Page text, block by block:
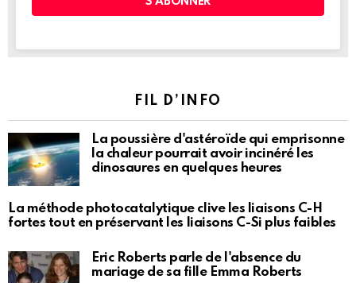
FIL D’INFO
La poussière d'astéroïde qui emprisonne
la chaleur pourrait avoir incinéré les
dinosaures en quelques heures
La méthode photocatalytique clive les liaisons C-H
fortes tout en préservant les liaisons C-Si plus faibles
Eric Roberts parle de l'absence du
mariage de sa fille Emma Roberts